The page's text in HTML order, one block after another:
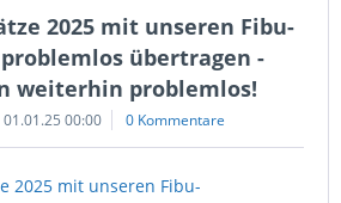
2025 mit unseren Fibu-
übertragen -
weiterhin problemlos!
01.01.25 00:00 0 Kommentare